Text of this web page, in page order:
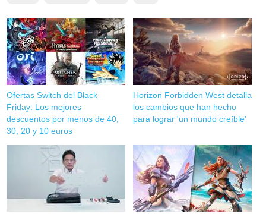
Ofertas Switch del Black
Friday: Los mejores
descuentos por menos de 40,
30, 20 y 10 euros
Horizon Forbidden West detalla
los cambios que han hecho
para lograr 'un mundo creíble'